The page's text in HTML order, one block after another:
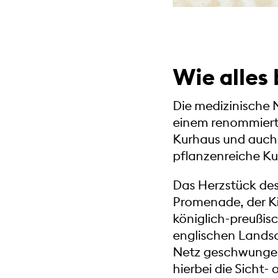
Wie alles
Die medizinische
einem
Kurhaus und
pflanzenreiche
Das Herzstück
Promenade, der
königlich-
englischen
Netz
hierbei die Sicht-